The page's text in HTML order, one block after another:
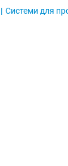
Системи для